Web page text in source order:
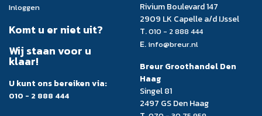
Inloggen
Komt u er niet uit?
Wij staan voor u
klaar!
U kunt ons bereiken via:
010 - 2 888 444
Rivium Boulevard 147
2909 LK Capelle a/d IJssel
T.010 - 2 888 444
E. info@breur.nl
Breur Groothandel Den
Haag
Singel 81
2497 GS Den Haag